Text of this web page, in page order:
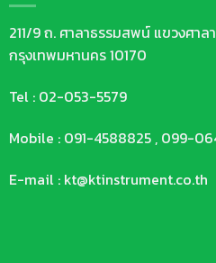
211/9 ถ. ศาลาธรรมสพน์ แขวงศา
กรุงเทพมหานคร 10170
Tel : 02-053-5579
Mobile : 091-4588825 , 099-
E-mail : kt@ktinstrument.co.th